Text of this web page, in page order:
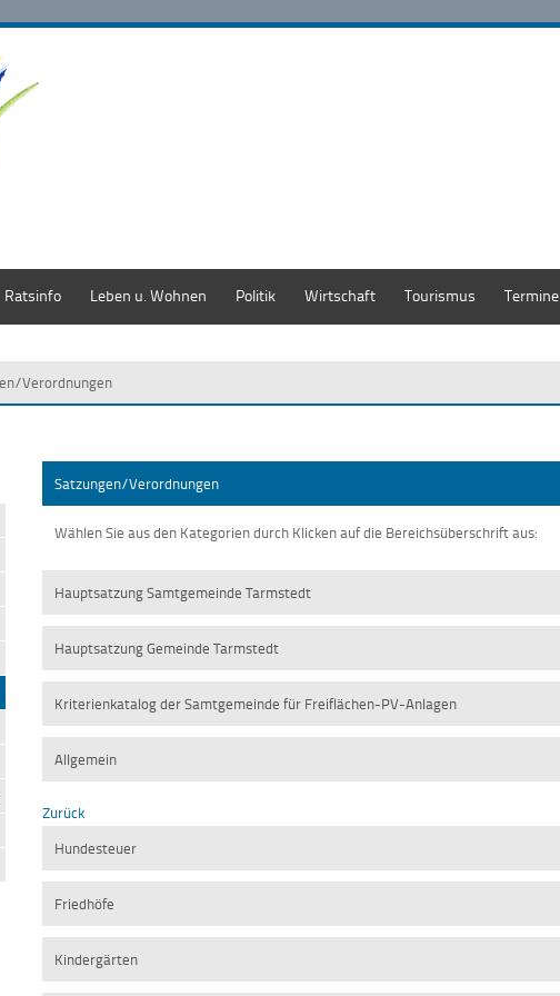
Ratsinfo Leben u. Wohnen Politik Wirtschaft Tourismus Termine
Verordnungen
Satzungen/Verordnungen
Wählen Sie aus den Kategorien durch Klicken auf die Bereichsüberschrift aus:
Hauptsatzung Samtgemeinde Tarmstedt
Hauptsatzung Gemeinde Tarmstedt
Kriterienkatalog der Samtgemeinde für Freiflächen-PV-Anlagen
Allgemein
Zurück
Hundesteuer
Friedhöfe
Kindergärten